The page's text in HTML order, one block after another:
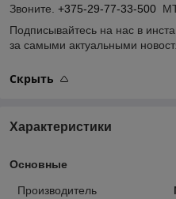
Звоните. +375-29-77-33-500
Подписывайтесь на нас в
за самыми актуальными
Скрыть
Характеристики
Основные
Производитель